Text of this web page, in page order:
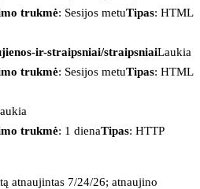
trukmė: Sesijos metuTipas: HTML
ir-straipsniai/straipsniaiLaukia
trukmė: Sesijos metuTipas: HTML
trukmė: 1 dienaTipas: HTTP
atnaujintas 7/24/26; atnaujino